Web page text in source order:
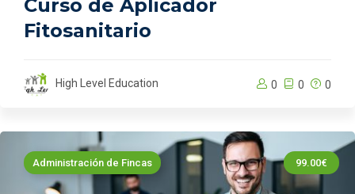
Curso de Aplicador
Fitosanitario
High Level Education 0 0 0
Administración de Fincas 99.00€